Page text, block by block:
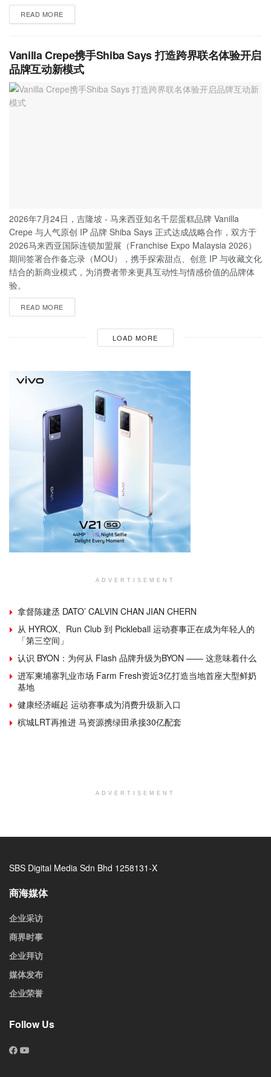
READ MORE
Vanilla Crepe携手Shiba Says 打造跨界联名体验开启
品牌互动新模式
2026年7月24日，吉隆坡 - 马来西亚知名千层蛋糕品牌 Vanilla
Crepe 与人气原创 IP 品牌 Shiba Says 正式达成战略合作，双方于
2026马来西亚国际连锁加盟展（Franchise Expo Malaysia 2026）
期间签署合作备忘录（MOU），携手探索甜点、创意 IP 与收藏文化
结合的新商业模式，为消费者带来更具互动性与情感价值的品牌体
验。
READ MORE
LOAD MORE
ADVERTISEMENT
拿督陈建丞 DATO’ CALVIN CHAN JIAN CHERN
从 HYROX、Run Club 到 Pickleball 运动赛事正在成为年轻人的
「第三空间」
认识 BYON：为何从 Flash 品牌升级为BYON —— 这意味着什么
进军柬埔寨乳业市场 Farm Fresh资近3亿打造当地首座大型鲜奶
基地
健康经济崛起 运动赛事成为消费升级新入口
槟城LRT再推进 马资源携绿田承接30亿配套
ADVERTISEMENT
SBS Digital Media Sdn Bhd 1258131-X
商海媒体
企业采访
商界时事
企业拜访
媒体发布
企业荣誉
Follow Us